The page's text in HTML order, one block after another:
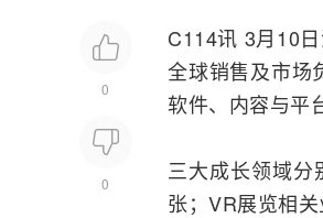
0
0
C114讯 3月10
全球销售及市场
软件、内容与平
三大成长领域
张；VR展览相